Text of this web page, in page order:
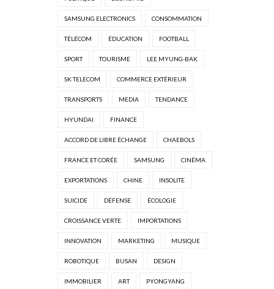
SAMSUNG ELECTRONICS CONSOMMATION
TÉLÉCOM ÉDUCATION FOOTBALL
SPORT TOURISME LEE MYUNG-BAK
SK TELECOM COMMERCE EXTÉRIEUR
TRANSPORTS MEDIA TENDANCE
HYUNDAI FINANCE
ACCORD DE LIBRE ÉCHANGE CHAEBOLS
FRANCE ET CORÉE SAMSUNG CINÉMA
EXPORTATIONS CHINE INSOLITE
SUICIDE DÉFENSE ÉCOLOGIE
CROISSANCE VERTE IMPORTATIONS
INNOVATION MARKETING MUSIQUE
ROBOTIQUE BUSAN DESIGN
IMMOBILIER ART PYONGYANG